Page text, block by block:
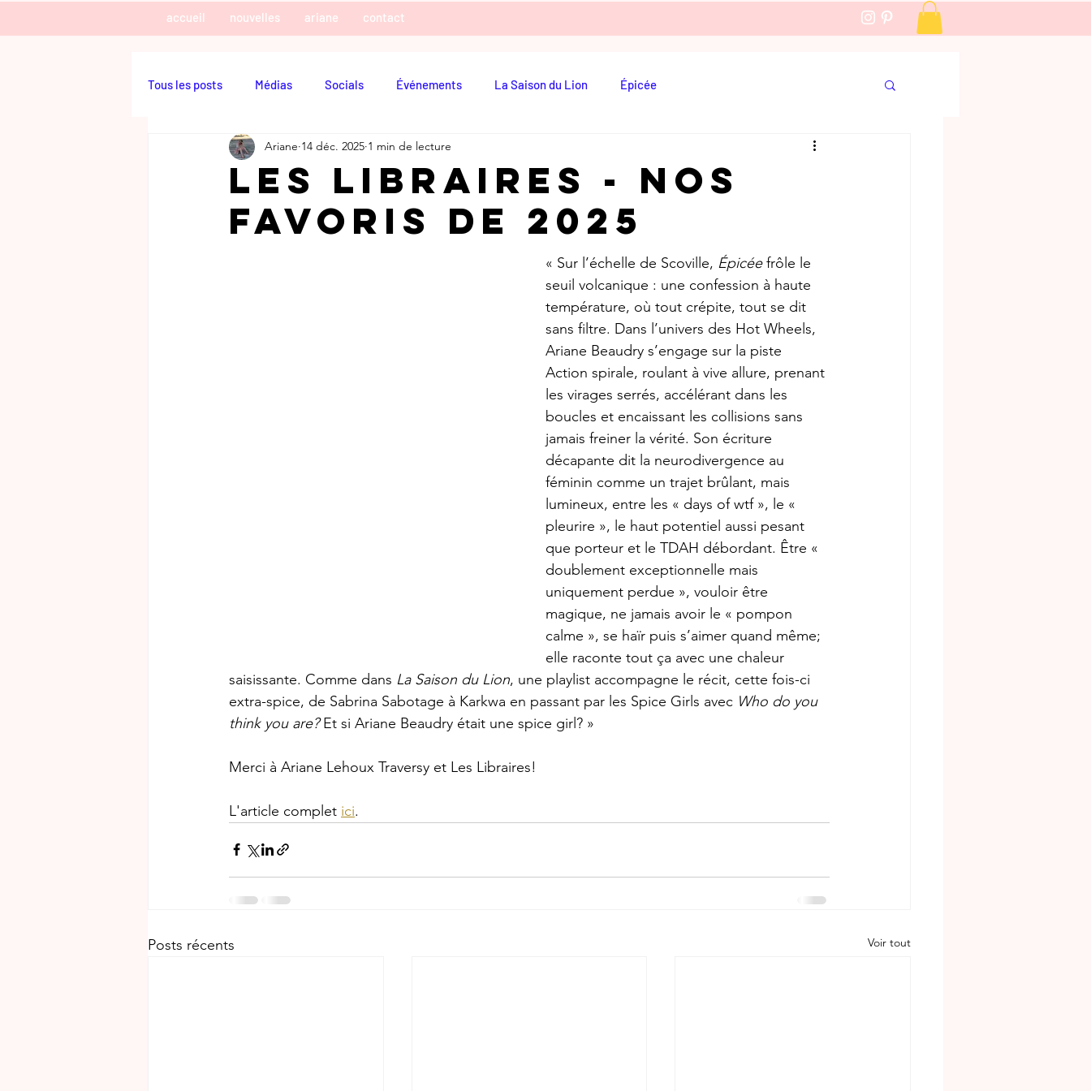
accueil nouvelles ariane contact
Tous les posts Médias Socials Événements La Saison du Lion Épicée
Les Libraires - Nos
favoris de 2025
Ariane 14 déc. 2025 1 min de lecture
« Sur l’échelle de Scoville, Épicée frôle le
seuil volcanique : une confession à haute
température, où tout crépite, tout se dit
sans filtre. Dans l’univers des Hot Wheels,
Ariane Beaudry s’engage sur la piste
Action spirale, roulant à vive allure, prenant
les virages serrés, accélérant dans les
boucles et encaissant les collisions sans
jamais freiner la vérité. Son écriture
décapante dit la neurodivergence au
féminin comme un trajet brûlant, mais
lumineux, entre les « days of wtf », le «
pleurire », le haut potentiel aussi pesant
que porteur et le TDAH débordant. Être «
doublement exceptionnelle mais
uniquement perdue », vouloir être
magique, ne jamais avoir le « pompon
calme », se haïr puis s’aimer quand même;
elle raconte tout ça avec une chaleur
saisissante. Comme dans La Saison du Lion, une playlist accompagne le récit, cette fois-ci
extra-spice, de Sabrina Sabotage à Karkwa en passant par les Spice Girls avec Who do you
think you are? Et si Ariane Beaudry était une spice girl? »
Merci à Ariane Lehoux Traversy et Les Libraires!
L'article complet ici.
Posts récents Voir tout